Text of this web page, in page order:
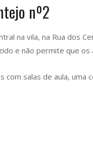
nº2
na vila, na Rua dos
e não permite que
salas de aula,